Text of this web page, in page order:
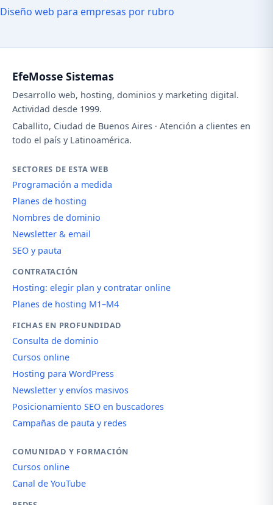
Diseño web para empresas por rubro
EfeMosse Sistemas
Desarrollo web, hosting, dominios y marketing digital.
Actividad desde 1999.
Caballito, Ciudad de Buenos Aires · Atención a clientes en
todo el país y Latinoamérica.
SECTORES DE ESTA WEB
Programación a medida
Planes de hosting
Nombres de dominio
Newsletter & email
SEO y pauta
CONTRATACIÓN
Hosting: elegir plan y contratar online
Planes de hosting M1–M4
FICHAS EN PROFUNDIDAD
Consulta de dominio
Cursos online
Hosting para WordPress
Newsletter y envíos masivos
Posicionamiento SEO en buscadores
Campañas de pauta y redes
COMUNIDAD Y FORMACIÓN
Cursos online
Canal de YouTube